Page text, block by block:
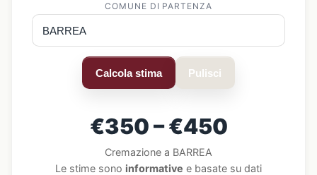
COMUNE DI PARTENZA
Calcola stima Pulisci
€350 – €450
Cremazione a BARREA
Le stime sono informative e basate su dati